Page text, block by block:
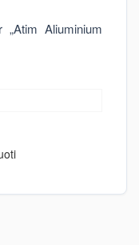
„Atim Aliuminium